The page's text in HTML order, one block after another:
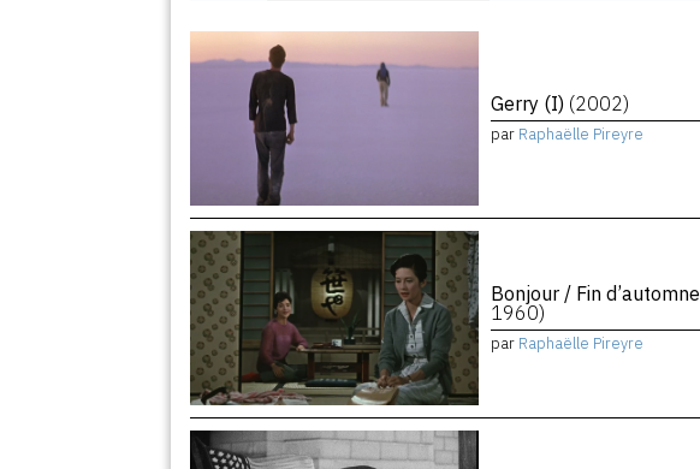
Gerry (I) (2002)
par Raphaëlle Pireyre
Bonjour / Fin d’automne
1960)
par Raphaëlle Pireyre